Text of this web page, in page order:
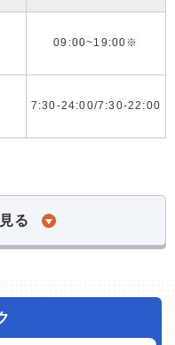
09:00~19:00※
7:30-24:00/7:30-22:00
る